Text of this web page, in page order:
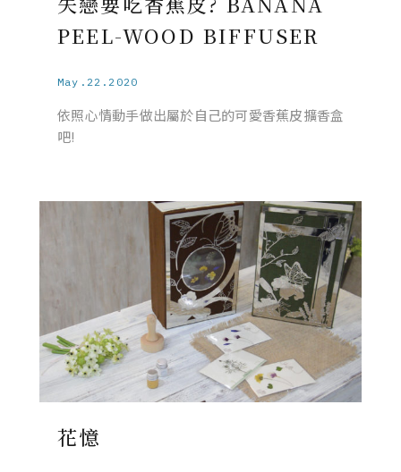
PEEL-WOOD BIFFUSER
May.22.2020
依照心情動手做出屬於自己的可愛香蕉皮擴香盒
吧!
花憶